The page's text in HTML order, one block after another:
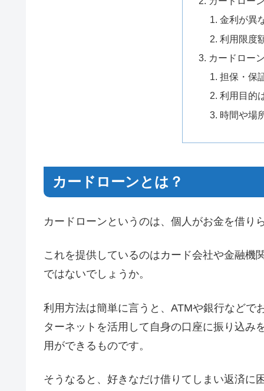
金利が異
利用限度
カードロー
担保・保
利用目的
時間や場
カードローンとは？
カードローンというのは、個人がお金を借り
これを提供しているのはカード会社や金融機
ではないでしょうか。
利用方法は簡単に言うと、ATMや銀行などで
ターネットを活用して自身の口座に振り込み
用ができるものです。
そうなると、好きなだけ借りてしまい返済に